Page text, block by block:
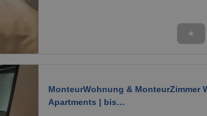
1 / 10
★
MonteurWohnung & MonteurZimmer
Apartments | bis…